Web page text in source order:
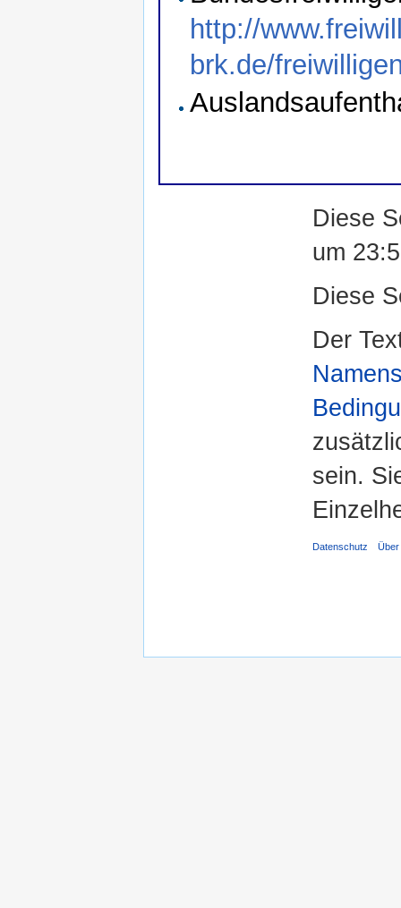
http://
brk.de/
Diese
um
Diese
Der
sein.
Datenschutz